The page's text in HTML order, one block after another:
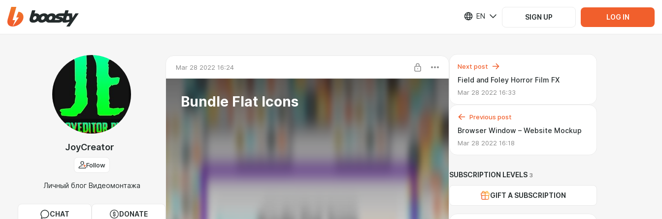
EN SIGN UP LOG IN
JoyCreator
Follow
Личный блог Видеомонтажа
CHAT DONATE
Mar 28 2022 16:24
Bundle Flat Icons
Next post
Field and Foley Horror Film FX
Mar 28 2022 16:33
Previous post
Browser Window – Website Mockup
Mar 28 2022 16:18
SUBSCRIPTION LEVELS 3
GIFT A SUBSCRIPTION